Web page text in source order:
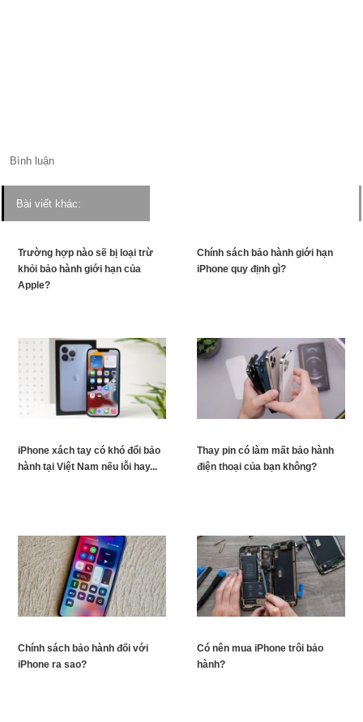
Bình luận
Bài viết khác:
Trường hợp nào sẽ bị loại trừ
khỏi bảo hành giới hạn của
Apple?
Chính sách bảo hành giới hạn
iPhone quy định gì?
iPhone xách tay có khó đổi bảo
hành tại Việt Nam nếu lỗi hay...
Thay pin có làm mất bảo hành
điện thoại của bạn không?
Chính sách bảo hành đối với
iPhone ra sao?
Có nên mua iPhone trôi bảo
hành?